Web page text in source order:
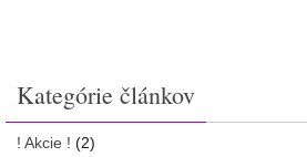
Kategórie článkov
! Akcie ! (2)